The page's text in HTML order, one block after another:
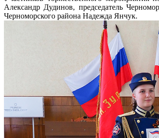
Александр Дудинов, председатель
Черноморского района Надежда Янчук.